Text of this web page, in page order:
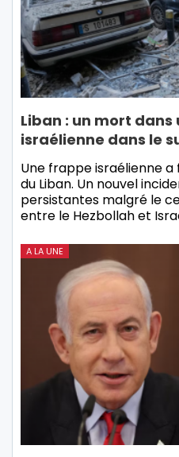
Liban : un mort
israélienne dans le
Une frappe israélienne
du Liban. Un nouvel
persistantes malgré le
entre le Hezbollah et
A LA UNE